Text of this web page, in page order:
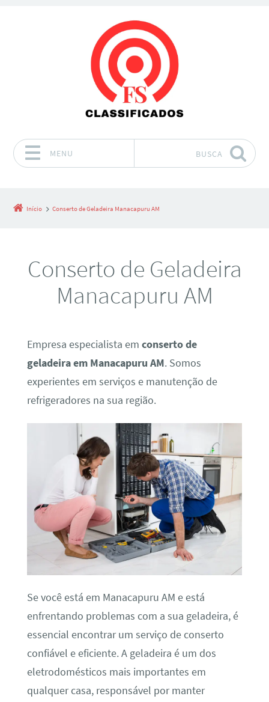
MENU BUSCA
Início Conserto de Geladeira Manacapuru AM
Conserto de Geladeira
Manacapuru AM
Empresa especialista em conserto de
geladeira em Manacapuru AM. Somos
experientes em serviços e manutenção de
refrigeradores na sua região.
Se você está em Manacapuru AM e está
enfrentando problemas com a sua geladeira, é
essencial encontrar um serviço de conserto
confiável e eficiente. A geladeira é um dos
eletrodomésticos mais importantes em
qualquer casa, responsável por manter